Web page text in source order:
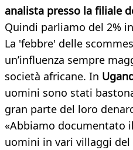
analista presso la filiale
Quindi parliamo del 2%
La 'febbre' delle
un’influenza sempre
società africane. In
uomini sono stati
gran parte del loro
«Abbiamo documentato
uomini in vari villaggi del